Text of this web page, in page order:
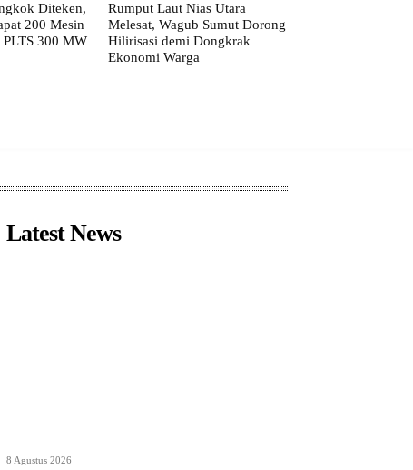
Diteken,
200 Mesin
300 MW
Rumput Laut Nias Utara
Melesat, Wagub Sumut Dorong
Hilirisasi demi Dongkrak
Ekonomi Warga
Latest News
8 Agustus 2026